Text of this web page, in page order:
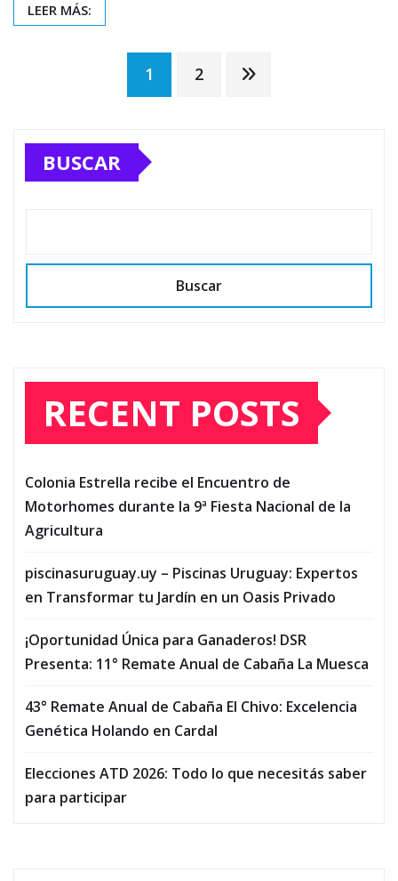
LEER MÁS:
pagination
1 2
BUSCAR
Buscar
RECENT POSTS
Colonia Estrella recibe el Encuentro de
Motorhomes durante la 9ª Fiesta Nacional de la
Agricultura
piscinasuruguay.uy – Piscinas Uruguay: Expertos
en Transformar tu Jardín en un Oasis Privado
¡Oportunidad Única para Ganaderos! DSR
Presenta: 11° Remate Anual de Cabaña La Muesca
43° Remate Anual de Cabaña El Chivo: Excelencia
Genética Holando en Cardal
Elecciones ATD 2026: Todo lo que necesitás saber
para participar